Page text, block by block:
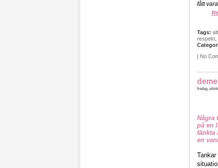
fått
Tags:
respekt
| No
fredag,
Några
på en
tänkta
en